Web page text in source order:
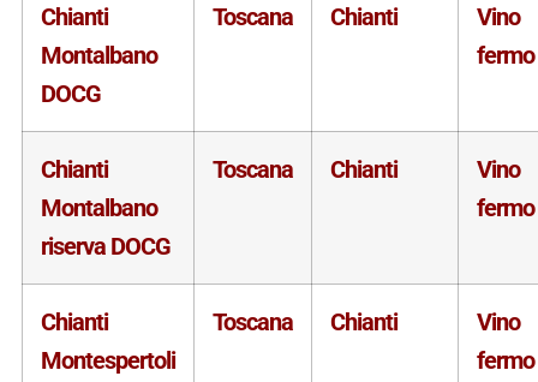
Chianti
Montalbano
DOCG
Toscana Chianti
Vino
fermo
Chianti
Montalbano
riserva DOCG
Toscana Chianti
Vino
fermo
Chianti
Montespertoli
Toscana Chianti
Vino
fermo